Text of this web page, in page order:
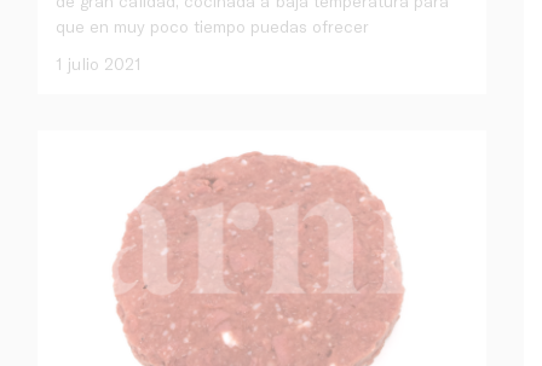
que en muy poco tiempo puedas ofrecer
1 julio 2021